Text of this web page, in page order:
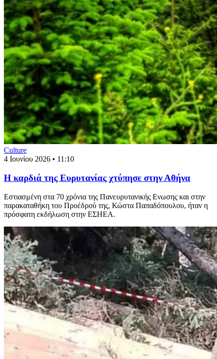
Culture
4 Ιουνίου 2026 • 11:10
Η καρδιά της Ευρυτανίας χτύπησε στην Αθήνα
Εστιασμένη στα 70 χρόνια της Πανευρυτανικής Ενωσης και στην
παρακαταθήκη του Προέδρού της, Κώστα Παπαδόπουλου, ήταν η
πρόσφατη εκδήλωση στην ΕΣΗΕΑ.